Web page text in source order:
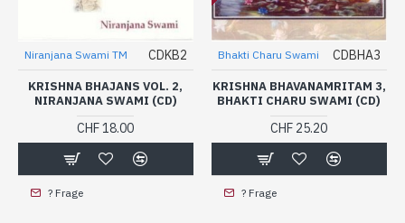
Niranjana Swami TM CDKB2
KRISHNA BHAJANS VOL. 2,
NIRANJANA SWAMI (CD)
CHF 18.00
? Frage
Bhakti Charu Swami CDBHA3
KRISHNA BHAVANAMRITAM 3,
BHAKTI CHARU SWAMI (CD)
CHF 25.20
? Frage